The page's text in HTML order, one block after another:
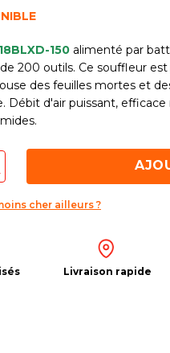
150 alimenté par
200 outils. Ce souffleur
des feuilles mortes et
Débit d'air puissant,
cher ailleurs ?
Livraison rapide